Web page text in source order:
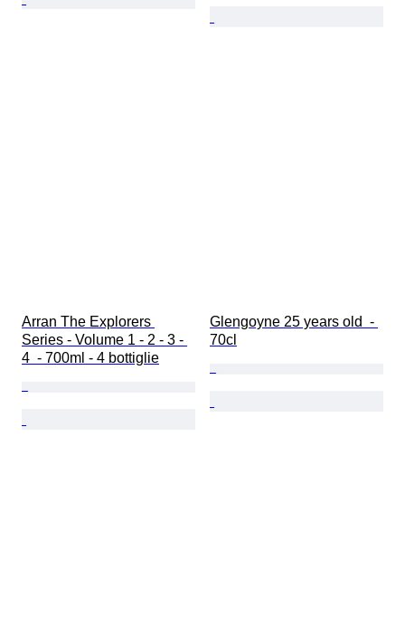
Arran The Explorers
Series - Volume 1 - 2 - 3 -
4  - 700ml - 4 bottiglie
Glengoyne 25 years old  -
70cl